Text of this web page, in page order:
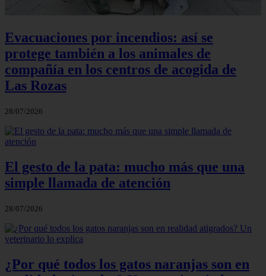
Evacuaciones por incendios: así se
protege también a los animales de
compañía en los centros de acogida de
Las Rozas
28/07/2026
El gesto de la pata: mucho más que una
simple llamada de atención
28/07/2026
¿Por qué todos los gatos naranjas son en